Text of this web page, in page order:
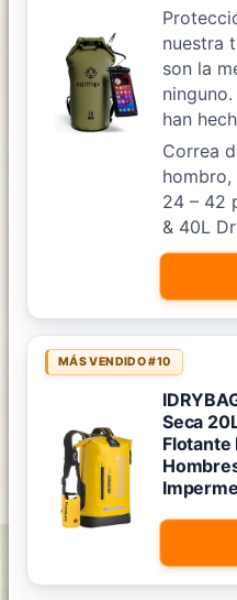
nuestra
son la
han
Correa
hombro,
24 – 42
& 40L
MÁS VENDIDO #10
Seca
Flotante